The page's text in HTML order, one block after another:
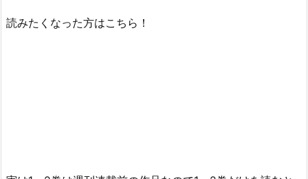
読みたくなった方はこちら！